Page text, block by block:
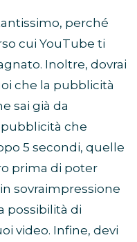
perché
cui YouTube ti
Inoltre, dovrai
che la pubblicità
sai già da
che
5 secondi, quelle
prima di poter
sovraimpressione
possibilità di
video. Infine, devi